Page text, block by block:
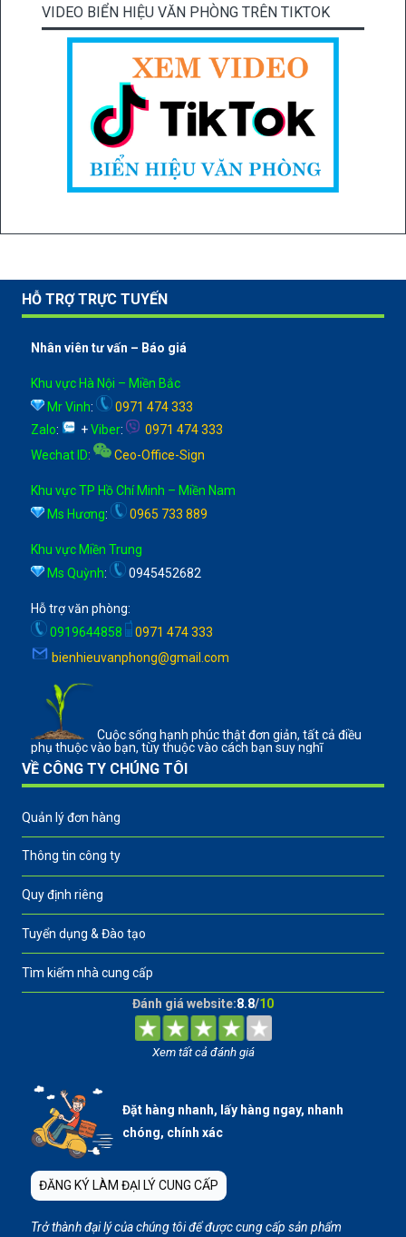
VIDEO BIỂN HIỆU VĂN PHÒNG TRÊN TIKTOK
HỖ TRỢ TRỰC TUYẾN
Nhân viên tư vấn – Báo giá
Khu vực Hà Nội – Miền Bắc
Mr Vinh:
0971 474 333
Zalo: +Viber:
0971 474 333
Wechat ID: Ceo-Office-Sign
Khu vực TP Hồ Chí Minh – Miền Nam
Ms Hương: 0965 733 889
Khu vực Miền Trung
Ms Quỳnh: 0945452682
Hỗ trợ văn phòng:
0919644858
0971 474 333
bienhieuvanphong@gmail.com
Cuộc sống hạnh phúc thật đơn giản, tất cả điều
phụ thuộc vào bạn, tùy thuộc vào cách bạn suy nghĩ
VỀ CÔNG TY CHÚNG TÔI
Quản lý đơn hàng
Thông tin công ty
Quy định riêng
Tuyển dụng & Đào tạo
Tìm kiếm nhà cung cấp
Đánh giá website:8.8/10
Xem tất cả đánh giá
Đặt hàng nhanh, lấy hàng ngay, nhanh
chóng, chính xác
ĐĂNG KÝ LÀM ĐẠI LÝ CUNG CẤP
Trở thành đại lý của chúng tôi để được cung cấp sản phẩm